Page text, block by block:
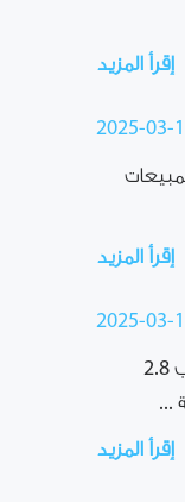
إقرأ المزيد
2025-03-
إقرأ المزيد
2025-03-
الاقتصاد اليوم: أفاد خبير اقتصادي بأن كلفة الغذاء للأسرة السورية في رمضان تقارب 2.8
...
إقرأ المزيد